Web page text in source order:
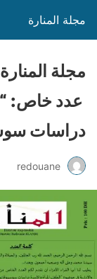
مجلة المنارة
مجلة
عدد خاص:
دراسات
redouane